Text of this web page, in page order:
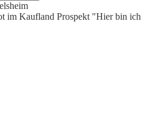
im Kaufland Prospekt "Hier bin ich